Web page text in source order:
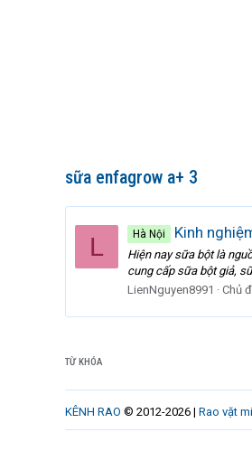
sữa enfagrow a+ 3
L Hà Nội Kinh
Hiện nay sữa bột là
cung cấp sữa bột giả,
LienNguyen8991
Chủ
TỪ KHÓA
KÊNH RAO © 2012-2026 | Rao vặt